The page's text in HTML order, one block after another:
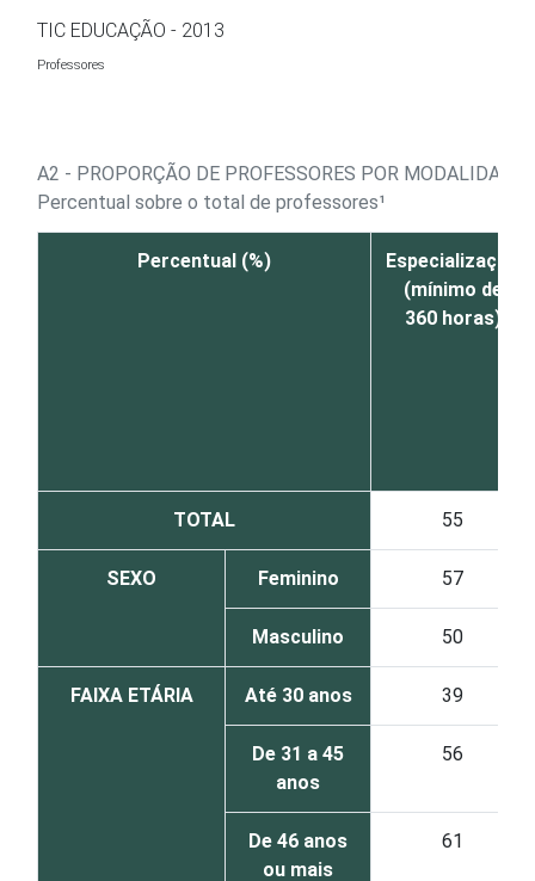
Ir para o conteúdo
TIC EDUCAÇÃO - 2013
Professores
A2 - PROPORÇÃO DE PROFESSORES POR
Percentual sobre o total de professores¹
Percentual (%)
Especialização
(mínimo de
360 horas)
TOTAL 55
SEXO Feminino 57
Masculino 50
FAIXA ETÁRIA Até 30 anos 39
De 31 a 45
anos
56
De 46 anos
ou mais
61